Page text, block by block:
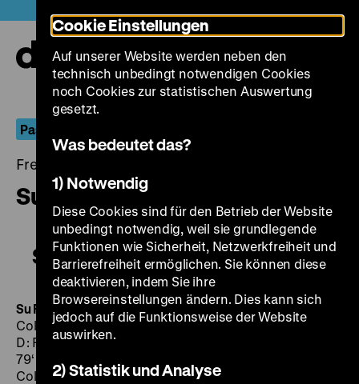
zum
Seiteninhalt
springen
Passionsgeschichten
Freitag, 19. April 2019, 21.00 - 00.00 Uhr
Su Re
Su Re
Su Re
IT 2012, R: Giovanni Columbu, B: Giovanni
Columbu, Michele Columbu, K: Francisco Della Chiesa,
D: Fiorenzo Mattu, Pietrina Menneas, Tonino Murgia,
79‘
Columbu eine Ausstellung der vier Evangelien in einer
Cookie Einstellungen
Auf unserer Website werden neben den
technisch unbedingt notwendigen Cookies
noch Cookies zur statistischen Auswertung
gesetzt.
Was bedeutet das?
1) Notwendig
Diese Cookies sind für den Betrieb der Website
unbedingt notwendig, weil sie grundlegende
Funktionen wie Sicherheit, Netzwerkfreiheit und
Barrierefreiheit ermöglichen. Sie können diese
deaktivieren, indem Sie ihre
Browsereinstellungen ändern. Dies kann sich
jedoch auf die Funktionsweise der Website
auswirken.
2) Statistik und Analyse